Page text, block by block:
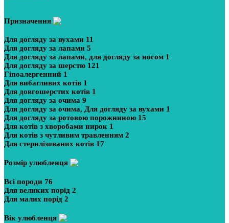
Призначення
Для догляду за вухами 11
Для догляду за лапами 5
Для догляду за лапами, для догляду за носом 1
Для догляду за шерстю 121
Гіпоалергенний 1
Для вибагливих котів 1
Для довгошерстих котів 1
Для догляду за очима 9
Для догляду за очима, Для догляду за вухами 1
Для догляду за ротовою порожниною 15
Для котів з хворобами нирок 1
Для котів з чутливим травленням 2
Для стерилізованих котів 17
Розмір улюбленця
Всі породи 76
Для великих порід 2
Для малих порід 2
Вік улюбленця